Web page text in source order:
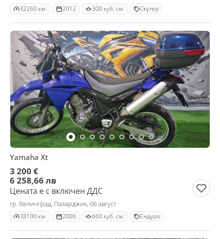
32260 км. 2012 300 куб. см. Скутер
Yamaha Xt
3 200 €
6 258,66 лв
Цената е с включен ДДС
гр. Велинград, Пазарджик, 06 август
38100 км. 2006 660 куб. см. Ендуро